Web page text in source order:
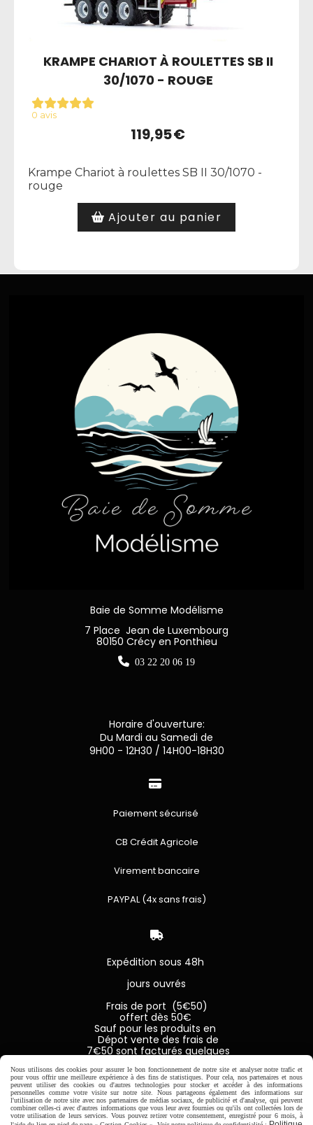
KRAMPE CHARIOT À ROULETTES SB II
30/1070 - ROUGE
0 avis
119,95€
Krampe Chariot à roulettes SB II 30/1070 -
rouge
Ajouter au panier
Baie de Somme Modélisme
7 Place Jean de Luxembourg
80150 Crécy en Ponthieu
 03 22 20 06 19
Horaire d'ouverture:
Du Mardi au Samedi de
9H00 - 12H30 / 14H00-18H30

Paiement sécurisé
CB Crédit Agricole
Virement bancaire
PAYPAL (4x sans frais)

Expédition sous 48h
jours ouvrés
Frais de port (5€50)
offert dès 50€
Sauf pour les produits en
Dépot vente des frais de
7€50 sont facturés quelques
Facebook est désactivé. Autoriser
Nous utilisons des cookies pour assurer le bon fonctionnement de notre site et analyser notre trafic et
pour vous offrir une meilleure expérience à des fins de statistiques. Pour cela, nos partenaires et nous
peuvent utiliser des cookies ou d'autres technologies pour stocker et accéder à des informations
personnelles comme votre visite sur notre site. Nous partageons également des informations sur
l'utilisation de notre site avec nos partenaires de médias sociaux, de publicité et d'analyse, qui peuvent
combiner celles-ci avec d'autres informations que vous leur avez fournies ou qu'ils ont collectées lors de
votre utilisation de leurs services. Vous pouvez retirer votre consentement, enregistré pour 6 mois, à